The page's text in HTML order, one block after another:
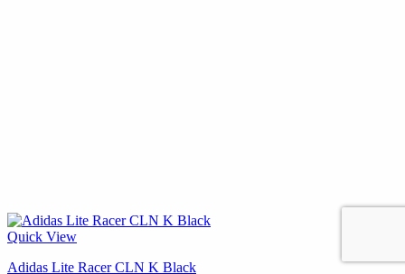
Quick View
Adidas Lite Racer CLN K Black